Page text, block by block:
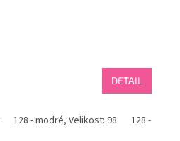
DETAIL
128 - modré, Velikost: 98 128 -